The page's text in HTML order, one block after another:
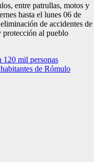
entre patrullas, motos y
hasta el lunes 06 de
de accidentes de
protección al pueblo
120 mil personas
de Rómulo